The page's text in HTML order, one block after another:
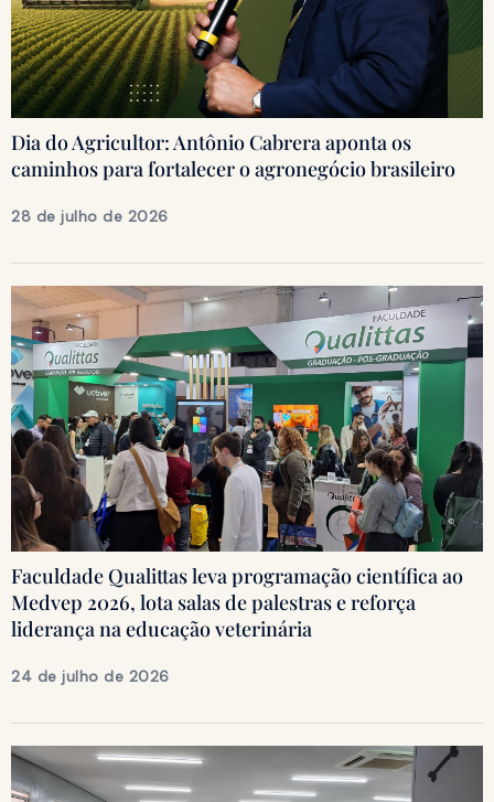
Dia do Agricultor: Antônio Cabrera aponta os
caminhos para fortalecer o agronegócio brasileiro
28 de julho de 2026
Faculdade Qualittas leva programação científica ao
Medvep 2026, lota salas de palestras e reforça
liderança na educação veterinária
24 de julho de 2026